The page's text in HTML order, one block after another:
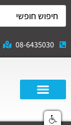
08-6435030